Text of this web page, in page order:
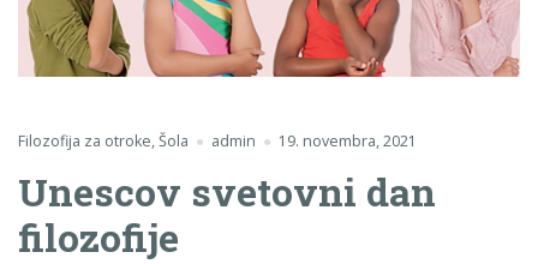
Filozofija za otroke,Šola admin 19. novembra, 2021
Unescov svetovni dan
filozofije